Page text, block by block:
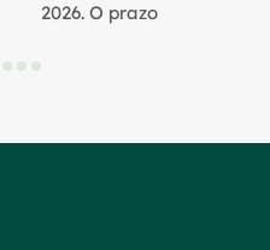
2026. O prazo